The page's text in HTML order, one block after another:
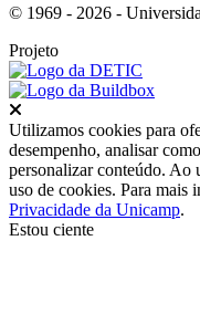
© 1969 - 2026 -
Projeto
Utilizamos cookies para
desempenho, analisar
personalizar conteúdo. Ao
uso de cookies. Para mais
Privacidade da Unicamp.
Estou ciente